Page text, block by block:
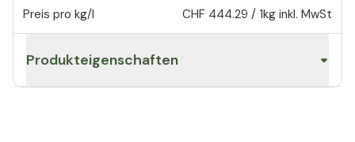
Preis pro kg/l CHF 444.29 / 1kg inkl. MwSt
Produkteigenschaften